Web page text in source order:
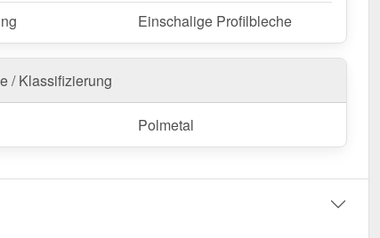
vom Widerruf ausgeschlossen
Einschalige Profilbleche
/ Klassifizierung
Polmetal